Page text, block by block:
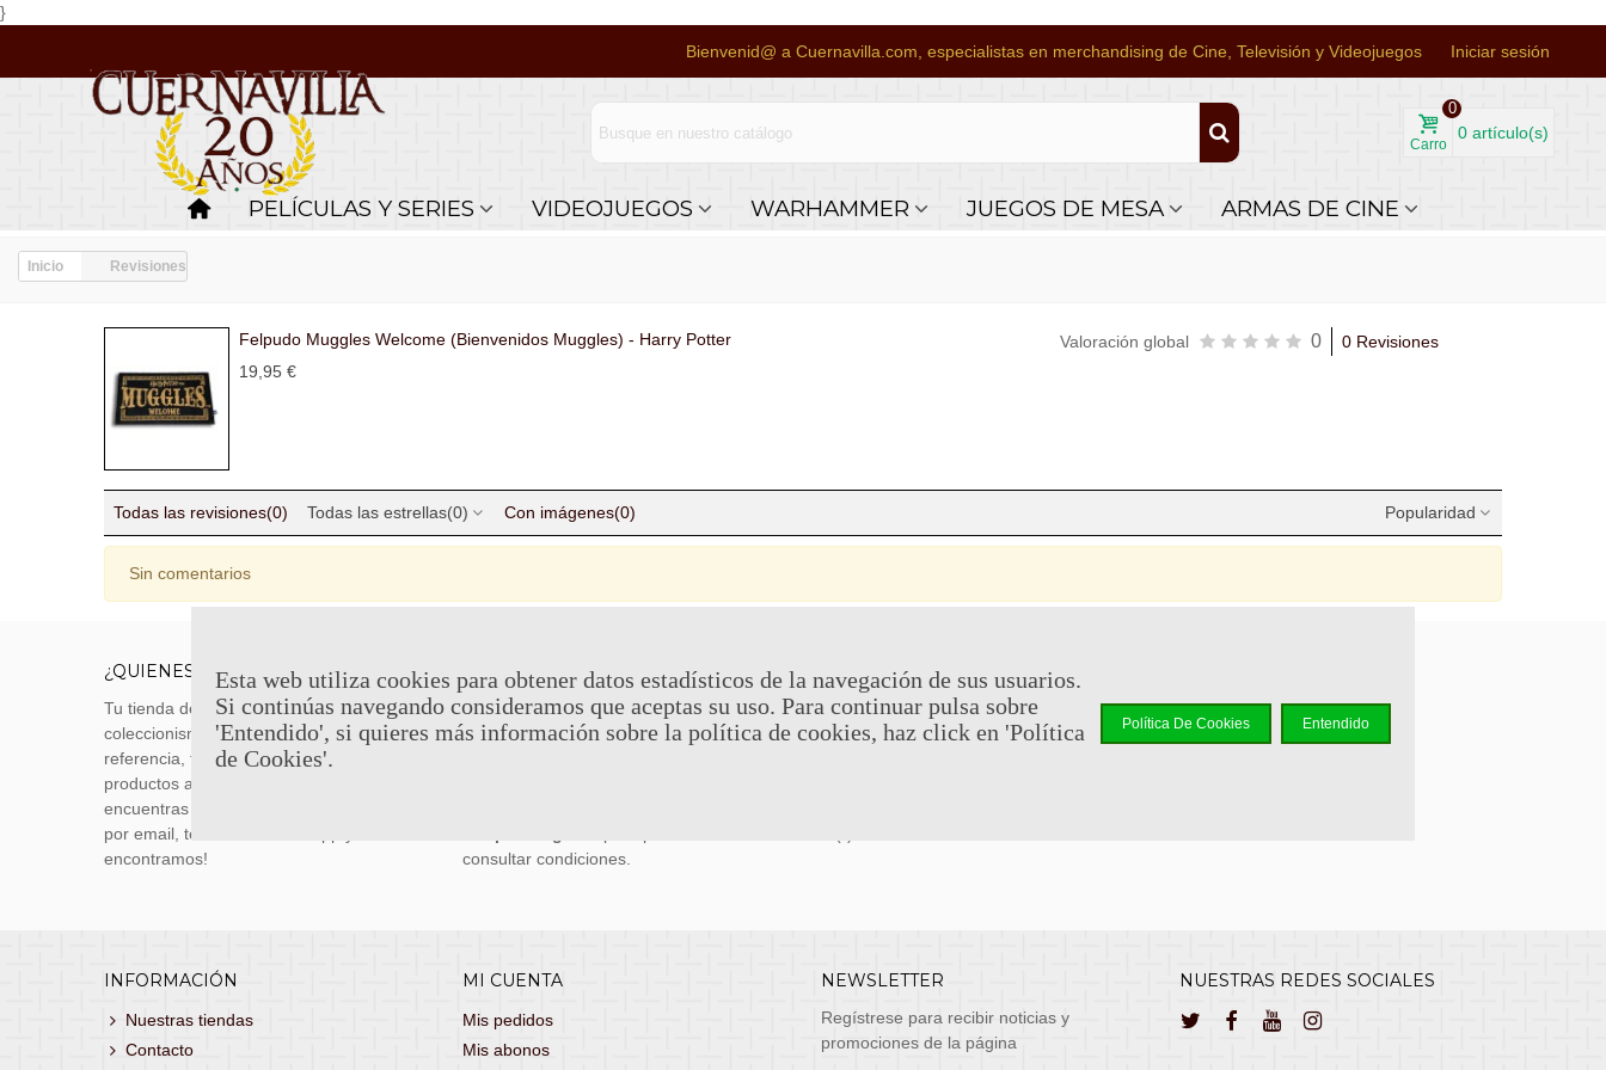
}
Bienvenid@ a Cuernavilla.com, especialistas en merchandising de Cine, Televisión y Videojuegos Iniciar sesión
Carro
0
0 artículo(s)
PELÍCULAS Y SERIES VIDEOJUEGOS WARHAMMER JUEGOS DE MESA ARMAS DE CINE
Inicio Revisiones
Felpudo Muggles Welcome (Bienvenidos Muggles) - Harry Potter
19,95 €
Valoración global 0 0 Revisiones
Todas las revisiones(0) Todas las estrellas(0) Con imágenes(0) Popularidad
Sin comentarios
¿QUIENES SOMOS?
Tu tienda de merchandising, artículos de
coleccionismo y réplicas históricas de
referencia, tenemos una gran variedad de
productos a los mejores precios. Si no
encuentras lo que buscas, danos un toque
por email, teléfono o Whatsapp y te lo
encontramos!
ENVÍOS Y DEVOLUCIONES
Envíos muy económicos en 24h a través de diversos
transportistas, entrega de lunes a viernes no festivos, si
consultar condiciones.
Teléfono y Whatsapp +34 644 110 737
email: atencionalcliente@cuernavilla.com
INFORMACIÓN
Nuestras tiendas
Contacto
MI CUENTA
Mis pedidos
Mis abonos
NEWSLETTER
Regístrese para recibir noticias y
promociones de la página
NUESTRAS REDES SOCIALES
Esta web utiliza cookies para obtener datos estadísticos de la navegación de sus usuarios.
Si continúas navegando consideramos que aceptas su uso. Para continuar pulsa sobre
'Entendido', si quieres más información sobre la política de cookies, haz click en 'Política
de Cookies'.
Política De Cookies Entendido